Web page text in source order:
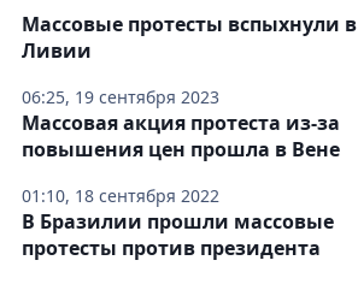
06:25, 19 сентября 2023
Массовые протесты вспыхнули в
Ливии
01:10, 18 сентября 2022
Массовая акция протеста из-за
повышения цен прошла в Вене
В Бразилии прошли массовые
протесты против президента